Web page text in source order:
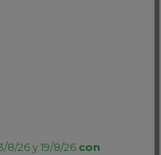
8/26 y 19/8/26 con